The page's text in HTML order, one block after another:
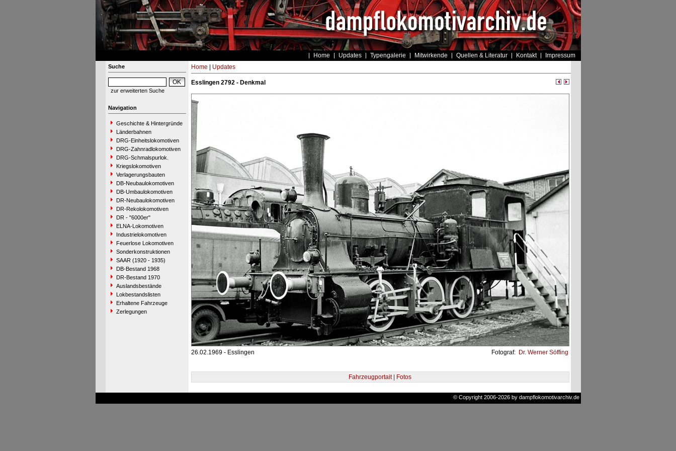
Home Updates Typengalerie Mitwirkende Quellen & Literatur Kontakt Impressum
Suche
zur erweiterten Suche
Navigation
Geschichte & Hintergründe
Länderbahnen
DRG-Einheitslokomotiven
DRG-Zahnradlokomotiven
DRG-Schmalspurlok.
Kriegslokomotiven
Verlagerungsbauten
DB-Neubaulokomotiven
DB-Umbaulokomotiven
DR-Neubaulokomotiven
DR-Rekolokomotiven
DR - "6000er"
ELNA-Lokomotiven
Industrielokomotiven
Feuerlose Lokomotiven
Sonderkonstruktionen
SAAR (1920 - 1935)
DB-Bestand 1968
DR-Bestand 1970
Auslandsbestände
Lokbestandslisten
Erhaltene Fahrzeuge
Zerlegungen
Home Updates
Esslingen 2792 - Denkmal
26.02.1969 - Esslingen Fotograf: Dr. Werner Söffing
Fahrzeugportait | Fotos
© Copyright 2006-2026 by dampflokomotivarchiv.de